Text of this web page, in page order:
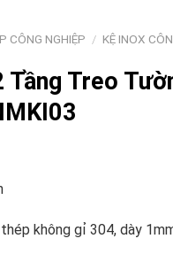
CÔNG NGHIỆP / KỆ INOX
Tầng Treo
không gỉ 304, dày